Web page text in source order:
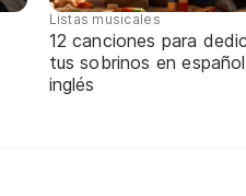
Listas musicales
12 canciones para
tus sobrinos en
inglés